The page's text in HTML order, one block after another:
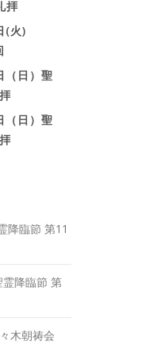
拝
(火)
（日）聖
（日）聖
降臨節 第11
降臨節 第
木朝祷会